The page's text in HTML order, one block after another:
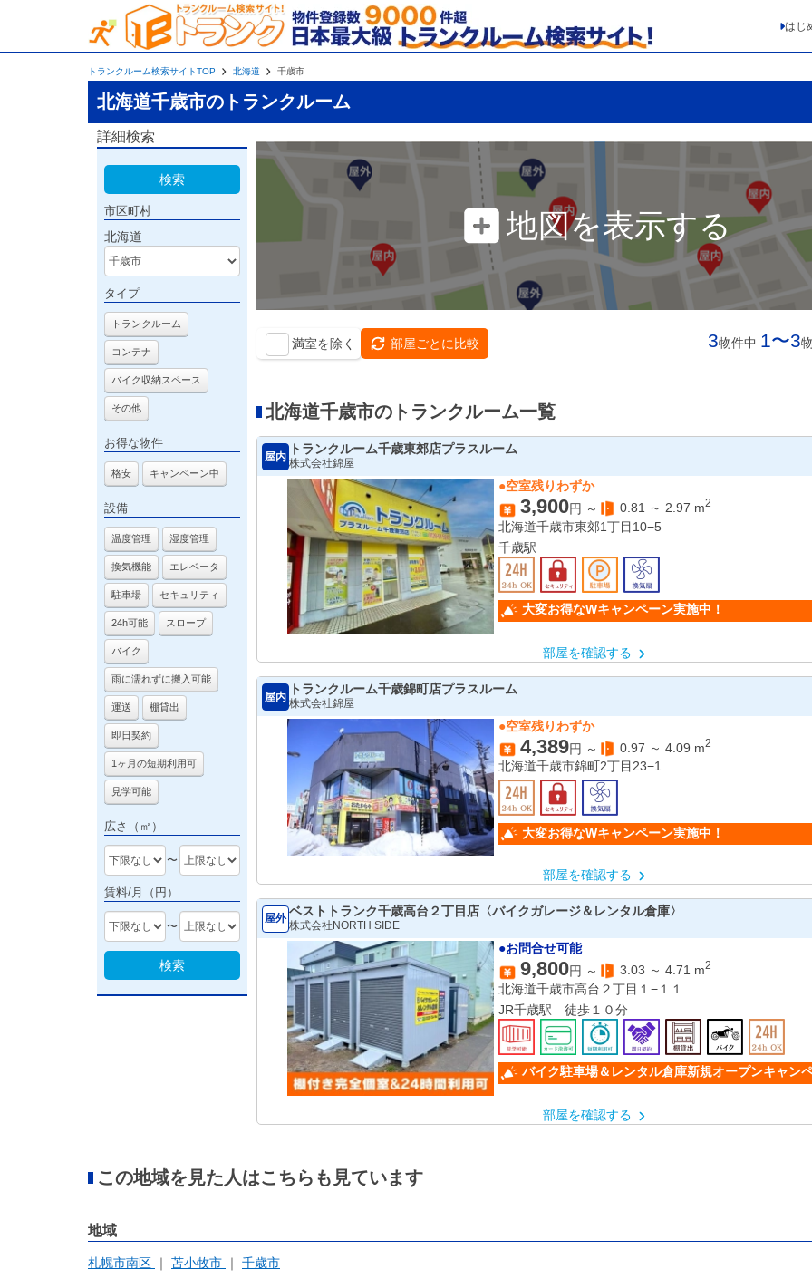
はじ
トランクルーム検索サイトTOP 北海道 千歳市
北海道千歳市のトランクルーム
詳細検索
検索
市区町村
北海道
タイプ
トランクルーム
コンテナ
バイク収納スペース
その他
お得な物件
格安 キャンペーン中
設備
温度管理 湿度管理
換気機能 エレベータ
駐車場 セキュリティ
24h可能 スロープ
バイク
雨に濡れずに搬入可能
運送 棚貸出
即日契約
1ヶ月の短期利用可
見学可能
広さ（㎡）
〜
賃料/月（円）
〜
検索
地図を表示する
満室を除く 部屋ごとに比較 3物件中 1〜3
北海道千歳市のトランクルーム一覧
屋内
トランクルーム千歳東郊店プラスルーム
株式会社錦屋
●空室残りわずか
3,900円 ～ 0.81 ～ 2.97 m2
北海道千歳市東郊1丁目10−5
千歳駅
大変お得なWキャンペーン実施中！
部屋を確認する
屋内
トランクルーム千歳錦町店プラスルーム
株式会社錦屋
●空室残りわずか
4,389円 ～ 0.97 ～ 4.09 m2
北海道千歳市錦町2丁目23−1
大変お得なWキャンペーン実施中！
部屋を確認する
屋外 ベストトランク千歳高台２丁目店〈バイクガレージ＆レンタル倉庫〉
株式会社NORTH SIDE
●お問合せ可能
9,800円 ～ 3.03 ～ 4.71 m2
北海道千歳市高台２丁目１−１１
JR千歳駅 徒歩１０分
バイク駐車場＆レンタル倉庫新規オープンキャン
部屋を確認する
この地域を見た人はこちらも見ています
地域
札幌市南区 苫小牧市 千歳市